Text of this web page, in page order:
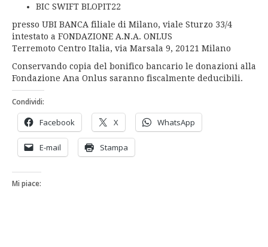
BIC SWIFT BLOPIT22
presso UBI BANCA filiale di Milano, viale Sturzo 33/4
intestato a FONDAZIONE A.N.A. ONLUS
Terremoto Centro Italia, via Marsala 9, 20121 Milano
Conservando copia del bonifico bancario le donazioni alla
Fondazione Ana Onlus saranno fiscalmente deducibili.
Condividi:
Facebook X WhatsApp
E-mail Stampa
Mi piace: